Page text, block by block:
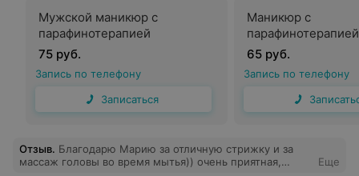
Мужской маникюр с
парафинотерапией
75 руб.
Запись по телефону
Записаться
Маникюр с
парафинотерапией
65 руб.
Запись по телефону
Отзыв. Благодарю Марию за отличную стрижку и за
массаж головы во время мытья)) очень приятная,
Еще